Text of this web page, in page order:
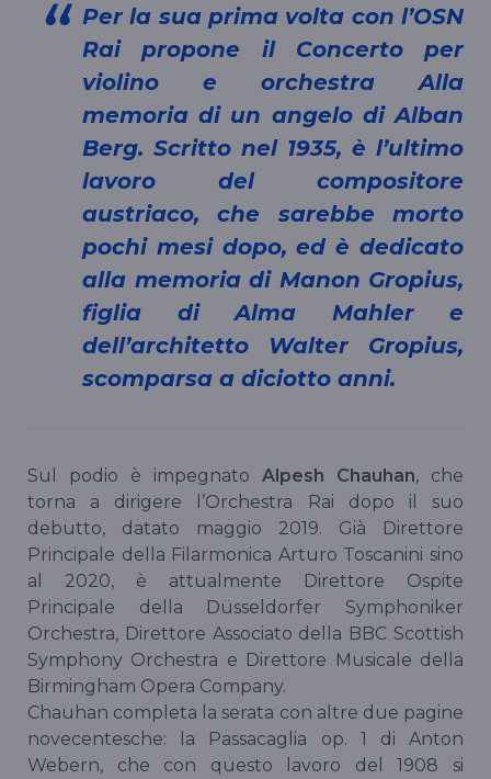
Per la sua prima volta con l’OSN
Rai propone il Concerto per
violino e orchestra Alla
memoria di un angelo di Alban
Berg. Scritto nel 1935, è l’ultimo
lavoro del compositore
austriaco, che sarebbe morto
pochi mesi dopo, ed è dedicato
alla memoria di Manon Gropius,
figlia di Alma Mahler e
dell’architetto Walter Gropius,
scomparsa a diciotto anni.
Sul podio è impegnato Alpesh Chauhan, che
torna a dirigere l’Orchestra Rai dopo il suo
debutto, datato maggio 2019. Già Direttore
Principale della Filarmonica Arturo Toscanini sino
al 2020, è attualmente Direttore Ospite
Principale della Düsseldorfer Symphoniker
Orchestra, Direttore Associato della BBC Scottish
Symphony Orchestra e Direttore Musicale della
Birmingham Opera Company.
Chauhan completa la serata con altre due pagine
novecentesche: la Passacaglia op. 1 di Anton
Webern, che con questo lavoro del 1908 si